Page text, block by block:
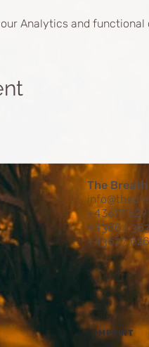
Analytics and
The Breath
+43677
+43664
+43677
IMPRINT